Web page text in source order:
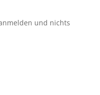
und nichts